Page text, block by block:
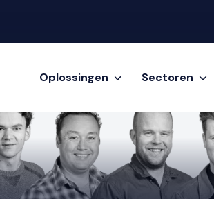
Oplossingen Sectoren